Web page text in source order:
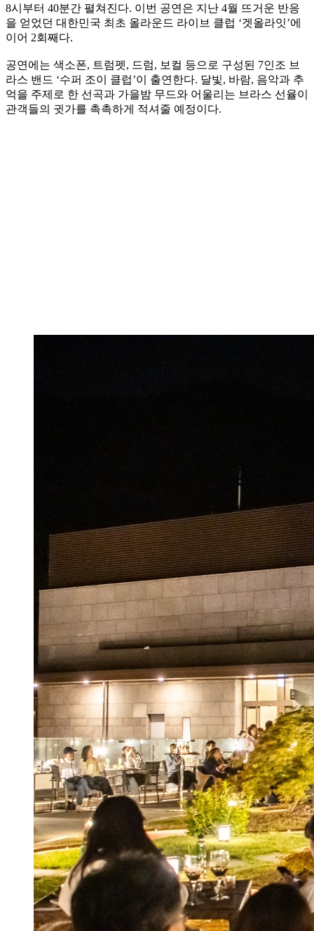
8시부터 40분간 펼쳐진다. 이번 공연은 지난 4월 뜨거운 반응
을 얻었던 대한민국 최초 올라운드 라이브 클럽 ‘겟올라잇’에
이어 2회째다.
공연에는 색소폰, 트럼펫, 드럼, 보컬 등으로 구성된 7인조 브
라스 밴드 ‘수퍼 조이 클럽’이 출연한다. 달빛, 바람, 음악과 추
억을 주제로 한 선곡과 가을밤 무드와 어울리는 브라스 선율이
관객들의 귓가를 촉촉하게 적셔줄 예정이다.